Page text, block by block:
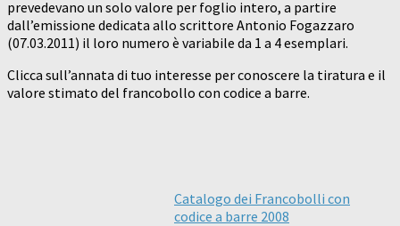
prevedevano un solo valore per foglio intero, a partire
dall’emissione dedicata allo scrittore Antonio Fogazzaro
(07.03.2011) il loro numero è variabile da 1 a 4 esemplari.
Clicca sull’annata di tuo interesse per conoscere la tiratura e il
valore stimato del francobollo con codice a barre.​
Catalogo dei Francobolli con
codice a barre 2008